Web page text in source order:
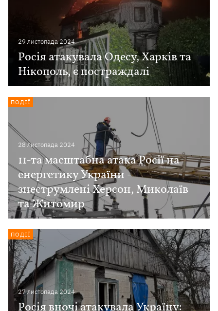
29 листопада 2024
Росія атакувала Одесу, Харків та
Нікополь, є постраждалі
28 листопада 2024
11-та масштабна атака Росії на
енергетику України -
знеструмлені Херсон, Миколаїв
та Житомир
ПОДІЇ
27 листопада 2024
Росія вночі атакувала Україну:
ПОДІЇ